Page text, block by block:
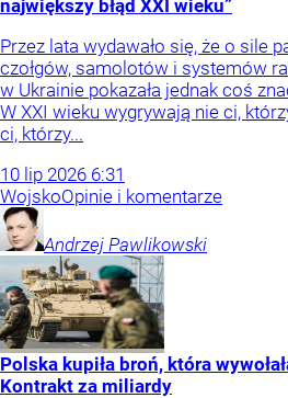
największy błąd XXI wieku”
Przez lata wydawało się, że o sile
czołgów, samolotów i systemów
w Ukrainie pokazała jednak coś
W XXI wieku wygrywają nie ci,
ci, którzy...
10 lip 2026 6:31
WojskoOpinie i komentarze
Andrzej Pawlikowski
Polska kupiła broń, która
Kontrakt za miliardy